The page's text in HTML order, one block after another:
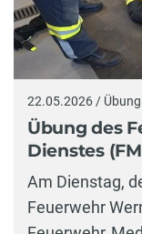
22.05.2026 /
Übung des
Dienstes
Am Dienstag,
Feuerwehr